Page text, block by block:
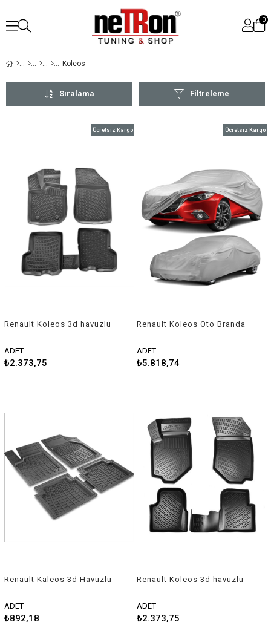
0
Koleos
Filtreleme
Sıralama
Renault Koleos 3d havuzlu
ADET
₺2.373,75
Ücretsiz Kargo
Renault Koleos Oto Branda
ADET
₺5.818,74
Ücretsiz Kargo
Renault Kaleos 3d Havuzlu
ADET
₺892,18
Renault Koleos 3d havuzlu
ADET
₺2.373,75